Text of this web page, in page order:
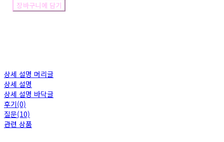
장바구니에 담기
상세 설명 머리글
상세 설명
상세 설명 바닥글
후기(0)
질문(10)
관련 상품